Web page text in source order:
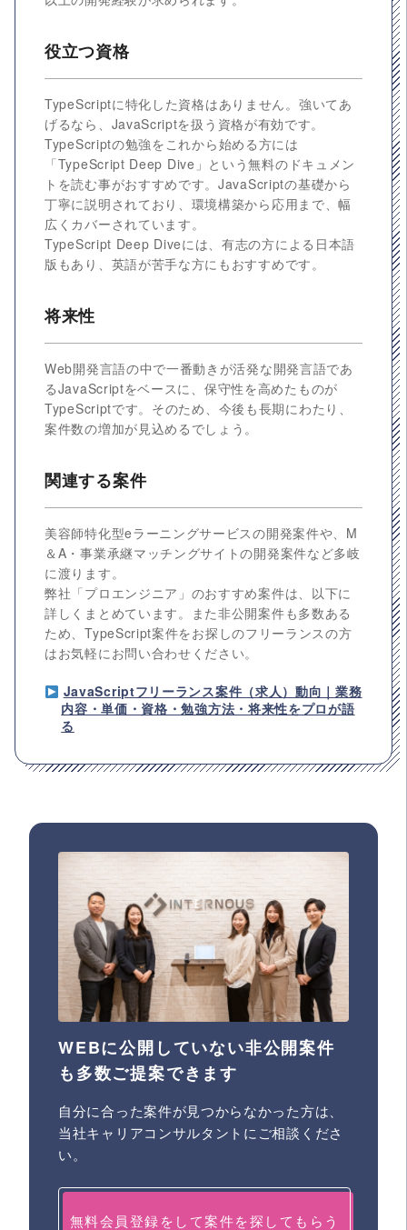
役立つ資格
TypeScriptに特化した資格はありません。強いてあ
げるなら、JavaScriptを扱う資格が有効です。
TypeScriptの勉強をこれから始める方には
「TypeScript Deep Dive」という無料のドキュメン
トを読む事がおすすめです。JavaScriptの基礎から
丁寧に説明されており、環境構築から応用まで、幅
広くカバーされています。
TypeScript Deep Diveには、有志の方による日本語
版もあり、英語が苦手な方にもおすすめです。
将来性
Web開発言語の中で一番動きが活発な開発言語であ
るJavaScriptをベースに、保守性を高めたものが
TypeScriptです。そのため、今後も長期にわたり、
案件数の増加が見込めるでしょう。
関連する案件
美容師特化型eラーニングサービスの開発案件や、M
＆A・事業承継マッチングサイトの開発案件など多岐
に渡ります。
弊社「プロエンジニア」のおすすめ案件は、以下に
詳しくまとめています。また非公開案件も多数ある
ため、TypeScript案件をお探しのフリーランスの方
はお気軽にお問い合わせください。
JavaScriptフリーランス案件（求人）動向｜業務
内容・単価・資格・勉強方法・将来性をプロが語
る
WEBに公開していない非公開案件
も多数ご提案できます
自分に合った案件が見つからなかった方は、
当社キャリアコンサルタントにご相談くださ
い。
無料会員登録をして案件を探してもらう